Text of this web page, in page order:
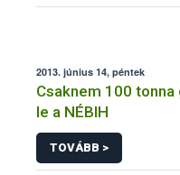
2013. június 14, péntek
Csaknem 100
le a NÉBIH
TOVÁBB >